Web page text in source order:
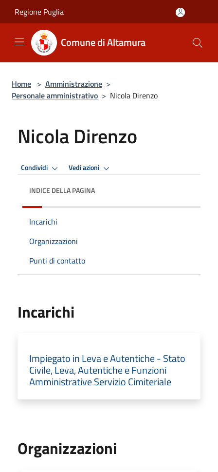
Regione Puglia
Comune di Altamura
Home > Amministrazione >
Personale amministrativo > Nicola Direnzo
Nicola Direnzo
Condividi Vedi azioni
INDICE DELLA PAGINA
Incarichi
Organizzazioni
Punti di contatto
Incarichi
Impiegato in Leva e Autentiche - Stato
Civile, Leva, Autentiche e Funzioni
Amministrative Servizio Cimiteriale
Organizzazioni